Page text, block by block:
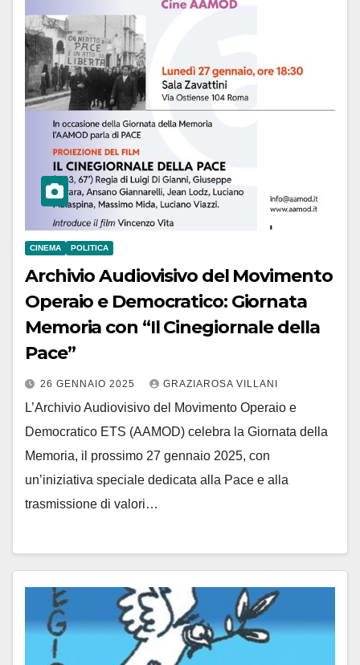
CINEMA POLITICA
Archivio Audiovisivo del Movimento
Operaio e Democratico: Giornata
Memoria con “Il Cinegiornale della
Pace”
26 GENNAIO 2025 GRAZIAROSA VILLANI
L’Archivio Audiovisivo del Movimento Operaio e
Democratico ETS (AAMOD) celebra la Giornata della
Memoria, il prossimo 27 gennaio 2025, con
un’iniziativa speciale dedicata alla Pace e alla
trasmissione di valori…